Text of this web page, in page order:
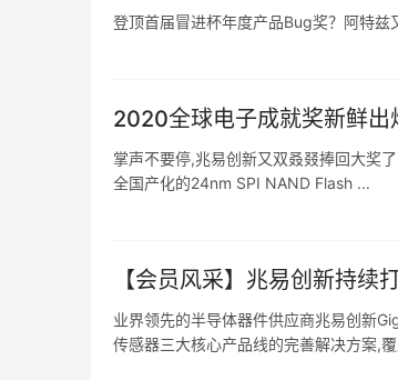
登顶首届冒进杯年度产品Bug奖？阿特兹
2020全球电子成就奖新鲜
掌声不要停,兆易创新又双叒叕捧回大奖
全国产化的24nm SPI NAND Flash ...
【会员风采】兆易创新持
业界领先的半导体器件供应商兆易创新
传感器三大核心产品线的完善解决方案,